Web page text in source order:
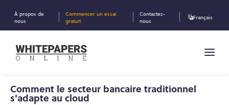
À propos de
nous
Commencer un essai
gratuit
Contactez-
nous
Français
Comment le secteur bancaire traditionnel
s'adapte au cloud